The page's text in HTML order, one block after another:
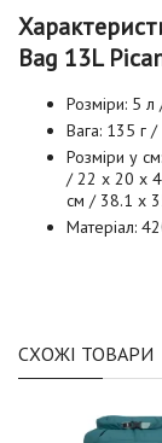
Bag 13L
Розміри: 5
Вага: 135 г
Розміри у см:
/ 22 x 20 x
см / 38.1 x
Матеріал:
СХОЖІ ТОВАРИ